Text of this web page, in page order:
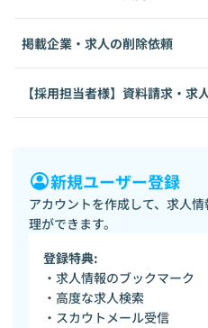
掲載企業・求人の削除依頼
【採用担当者様】資料請求・求
新規ユーザー登録
アカウントを作成して、求人
理ができます。
登録特典:
・求人情報のブックマーク
・高度な求人検索
・スカウトメール受信